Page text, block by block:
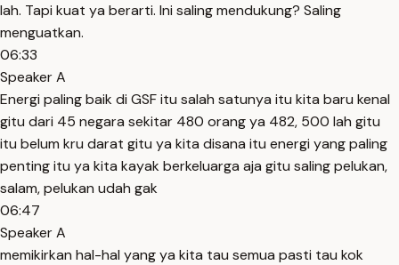
lah. Tapi kuat ya berarti. Ini saling mendukung? Saling
menguatkan.
06:33
Speaker A
Energi paling baik di GSF itu salah satunya itu kita baru kenal
gitu dari 45 negara sekitar 480 orang ya 482, 500 lah gitu
itu belum kru darat gitu ya kita disana itu energi yang paling
penting itu ya kita kayak berkeluarga aja gitu saling pelukan,
salam, pelukan udah gak
06:47
Speaker A
memikirkan hal-hal yang ya kita tau semua pasti tau kok